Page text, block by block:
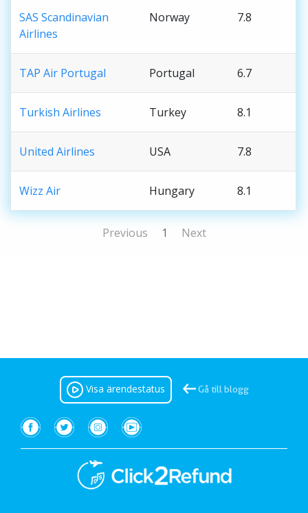
SAS Scandinavian
Airlines
Norway 7.8
TAP Air Portugal Portugal 6.7
Turkish Airlines Turkey 8.1
United Airlines USA 7.8
Wizz Air Hungary 8.1
Previous 1 Next
Visa ärendestatus Gå till blogg